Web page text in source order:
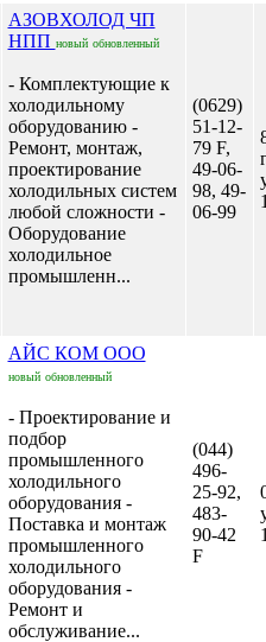
АЗОВХОЛОД ЧП
НПП новый обновленный
- Комплектующие к
холодильному
оборудованию -
Ремонт, монтаж,
проектирование
холодильных систем
любой сложности -
Оборудование
холодильное
промышленн...
(0629)
51-12-
79 F,
49-06-
98, 49-
06-99
АЙС КОМ ООО
новый обновленный
- Проектирование и
подбор
промышленного
холодильного
оборудования -
Поставка и монтаж
промышленного
холодильного
оборудования -
Ремонт и
обслуживание...
(044)
496-
25-92,
483-
90-42
F